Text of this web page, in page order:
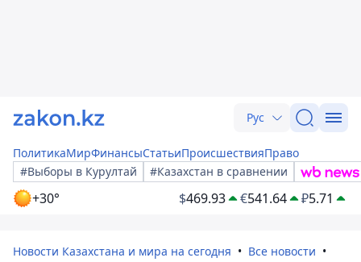
Рус
ПолитикаМирФинансыСтатьиПроисшествияПраво
#Выборы в Курултай
#Казахстан в сравнении
+30° $469.93 €541.64 ₽5.71
Новости Казахстана и мира на сегодня
Все новости